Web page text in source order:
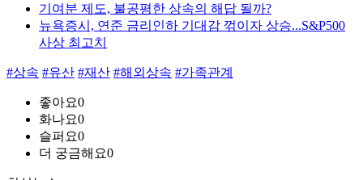
기여분 제도, 불공평한 상속의 해답 될까?
뉴욕증시, 연준 금리인하 기대감 꺾이자 상승...S&P500
사상 최고치
#상속 #유산 #재산 #해외상속 #가족관계
좋아요0
화나요0
슬퍼요0
더 궁금해요0